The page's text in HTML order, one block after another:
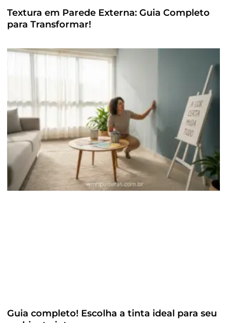
Textura em Parede Externa: Guia Completo
para Transformar!
Guia completo! Escolha a tinta ideal para seu